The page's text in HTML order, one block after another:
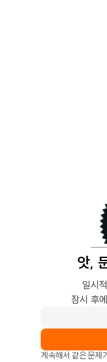
앗,
일시
잠시 후
계속해서 같은 문제